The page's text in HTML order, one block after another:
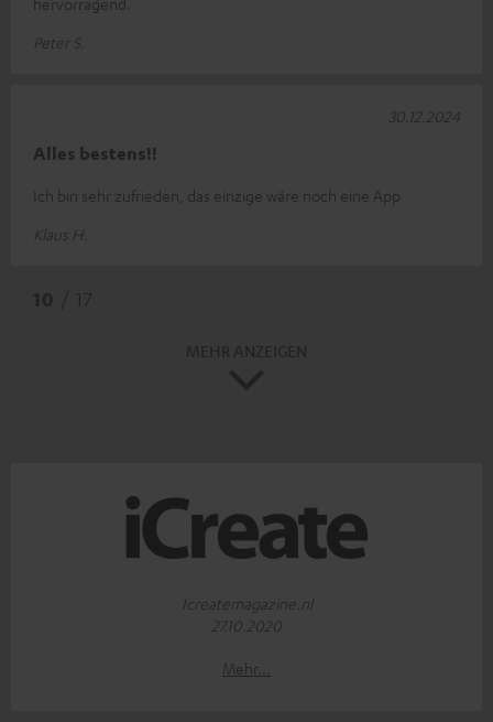
Peter S.
Alles bestens!!
Ich bin sehr zufrieden, das einzige wäre noch eine App
Klaus H.
30.12.2024
Icreatemagazine.nl
27.10.2020
Mehr...